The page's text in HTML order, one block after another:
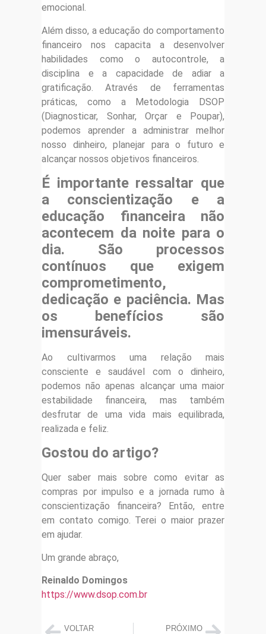
emocional.
Além disso, a educação do comportamento
financeiro nos capacita a desenvolver
habilidades como o autocontrole, a
disciplina e a capacidade de adiar a
gratificação. Através de ferramentas
práticas, como a Metodologia DSOP
(Diagnosticar, Sonhar, Orçar e Poupar),
podemos aprender a administrar melhor
nosso dinheiro, planejar para o futuro e
alcançar nossos objetivos financeiros.
É importante ressaltar que
a conscientização e a
educação financeira não
acontecem da noite para o
dia. São processos
contínuos que exigem
comprometimento,
dedicação e paciência. Mas
os benefícios são
imensuráveis.
Ao cultivarmos uma relação mais
consciente e saudável com o dinheiro,
podemos não apenas alcançar uma maior
estabilidade financeira, mas também
desfrutar de uma vida mais equilibrada,
realizada e feliz.
Gostou do artigo?
Quer saber mais sobre como evitar as
compras por impulso e a jornada rumo à
conscientização financeira? Então, entre
em contato comigo. Terei o maior prazer
em ajudar.
Um grande abraço,
Reinaldo Domingos
https://www.dsop.com.br
VOLTAR PRÓXIMO